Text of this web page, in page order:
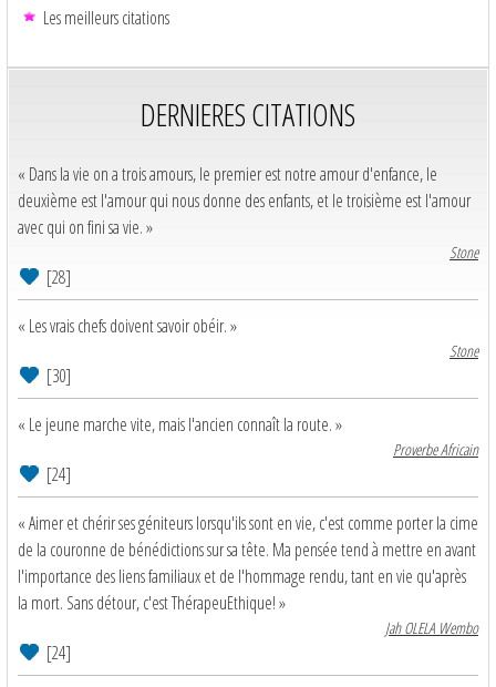
Les meilleurs citations
DERNIERES CITATIONS
« Dans la vie on a trois amours, le premier est notre amour d'enfance, le
deuxième est l'amour qui nous donne des enfants, et le troisième est l'amour
avec qui on fini sa vie. »
Stone
[28]
« Les vrais chefs doivent savoir obéir. »
Stone
[30]
« Le jeune marche vite, mais l'ancien connaît la route. »
Proverbe Africain
[24]
« Aimer et chérir ses géniteurs lorsqu'ils sont en vie, c'est comme porter la cime
de la couronne de bénédictions sur sa tête. Ma pensée tend à mettre en avant
l'importance des liens familiaux et de l'hommage rendu, tant en vie qu'après
la mort. Sans détour, c'est ThérapeuEthique! »
Jah OLELA Wembo
[24]